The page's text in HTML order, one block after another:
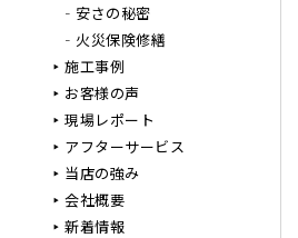
安さの秘密
火災保険修繕
施工事例
お客様の声
現場レポート
アフターサービス
当店の強み
会社概要
新着情報